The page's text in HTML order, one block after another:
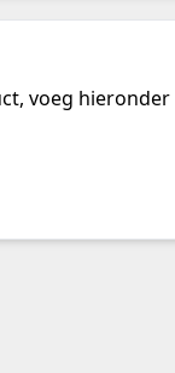
voeg